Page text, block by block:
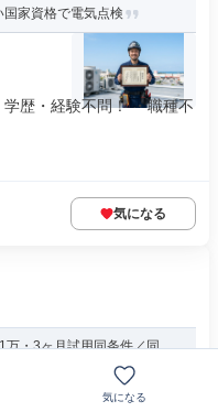
家資格で電気点検
歴・経験不問！ ・職種不
気になる
・3ヶ月試用同条件／同
気になる